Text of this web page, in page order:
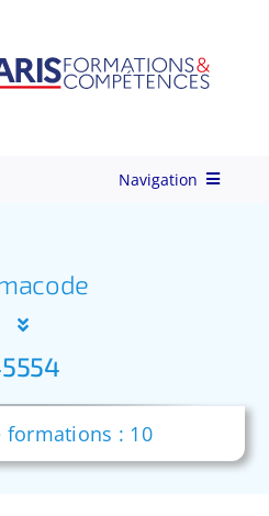
Navigation
formations : 10